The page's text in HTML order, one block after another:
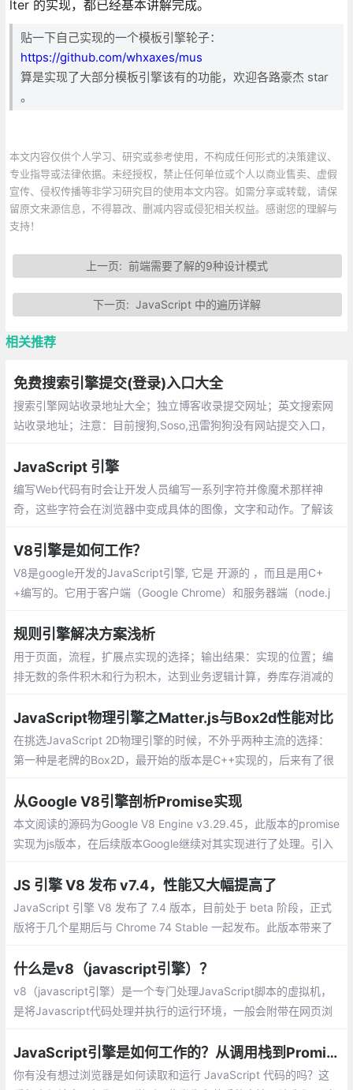
lter 的实现，都已经基本讲解完成。
贴一下自己实现的一个模板引擎轮子：
https://github.com/whxaxes/mus
算是实现了大部分模板引擎该有的功能，欢迎各路豪杰 star
。
本文内容仅供个人学习、研究或参考使用，不构成任何形式的决策建议、
专业指导或法律依据。未经授权，禁止任何单位或个人以商业售卖、虚假
宣传、侵权传播等非学习研究目的使用本文内容。如需分享或转载，请保
留原文来源信息，不得篡改、删减内容或侵犯相关权益。感谢您的理解与
支持！
上一页:前端需要了解的9种设计模式
下一页:JavaScript 中的遍历详解
相关推荐
免费搜索引擎提交(登录)入口大全
搜索引擎网站收录地址大全；独立博客收录提交网址；英文搜索网
站收录地址；注意：目前搜狗,Soso,迅雷狗狗没有网站提交入口，
风。
JavaScript 引擎
编写Web代码有时会让开发人员编写一系列
字符并像魔术那样神奇，这些字符会在浏览
技术可以帮助开发人员更好地调整他们作为
程序员的技能
V8引擎是如何工作？
V8是google开发的JavaScript引擎, 它是 开源的 ，而且是用C+
+编写的。它用于客户端（Google Chrome）和服务器端（node.j
pt执行的性能。为了提升速度，V8将JavaScript代码转换为更高效
的机器代码，而不是使用解释器。
规则引擎解决方案浅析
用于页面，流程，扩展点实现的选择；输出结果：实现的位置；编
排无数的条件积木和行为积木，达到业务逻辑计算，券库存消减的
等信息编排和判断
JavaScript物理引擎之Matter.js与Box2d性能对比
在挑选JavaScript 2D物理引擎的时候，不外乎两种主流的选择：
第一种是老牌的Box2D，最开始的版本是C++实现的，后来有了很
tter-js比较轻量，API和文档都比较有友好。
从Google V8引擎剖析Promise实现
本文阅读的源码为Google V8 Engine v3.29.45，此版本的promise
实现为js版本，在后续版本Google继续对其实现进行了处理。引入
JS 引擎 V8 发布 v7.4，性能又大幅提高了
JavaScript 引擎 V8 发布了 7.4 版本，目前处于 beta 阶段，正式
版将于几个星期后与 Chrome 74 Stable 一起发布。此版本带来了
什么是v8（javascript引擎）？
v8（javascript引擎）是一个专门处理JavaScript脚本的虚拟机，
是将Javascript代码处理并执行的运行环境，一般会附带在网页浏
JavaScript引擎是如何工作的？从调用栈到Promise你需要知道的一切
你有没有想过浏览器是如何读取和运行 JavaScript 代码的吗？这